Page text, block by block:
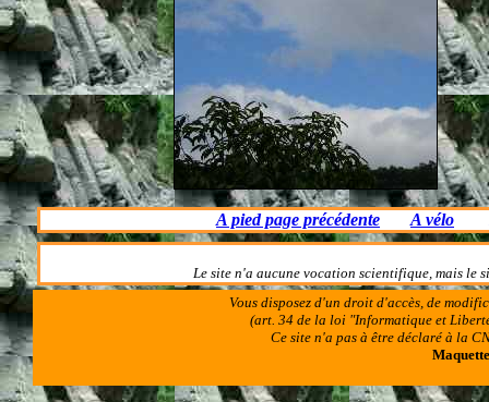
A pied page précédente A vélo
Le site n'a aucune vocation scientifique, mais le
Vous disposez d'un droit d'accès, de
(art. 34 de la loi "Informatique et
Ce site n'a pas à être déclaré à la